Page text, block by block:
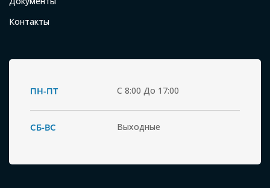
Контакты
ПН-ПТ С 8:00 До 17:00
СБ-ВС Выходные